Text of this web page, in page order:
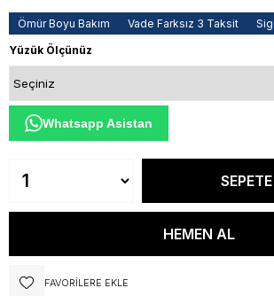
Ömür Boyu Bakım Vade Farksız 3 Taksit
Yüzük Ölçünüz
Whatsapp Asistan
FAVORILERE EKLE